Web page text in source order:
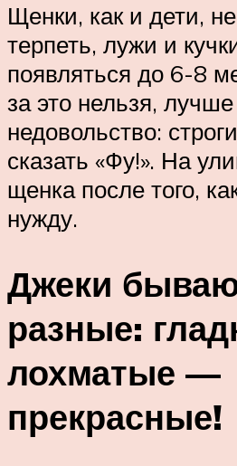
Щенки, как и дети,
терпеть, лужи и
появляться до 6-8
за это нельзя, лучше
недовольство:
сказать «Фу!». На
щенка после того,
нужду.
Джеки
разные:
лохматые —
прекрасные!